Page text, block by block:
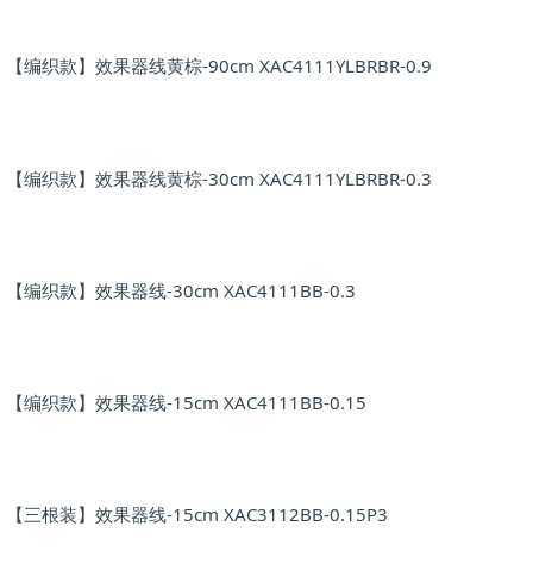
【编织款】效果器线黄棕-90cm XAC4111YLBRBR-0.9
【编织款】效果器线黄棕-30cm XAC4111YLBRBR-0.3
【编织款】效果器线-30cm XAC4111BB-0.3
【编织款】效果器线-15cm XAC4111BB-0.15
【三根装】效果器线-15cm XAC3112BB-0.15P3